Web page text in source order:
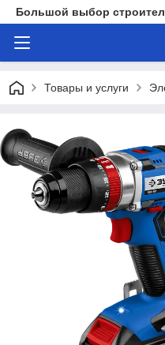
Большой выбор
Товары и услуги